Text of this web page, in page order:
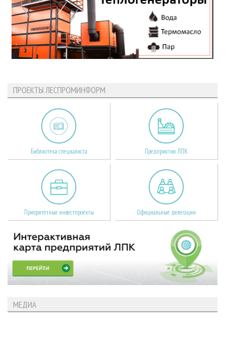
ПРОЕКТЫ ЛЕСПРОМИНФОРМ
Библиотека специалиста Предприятия ЛПК
Приоритетные инвестпроекты Официальные делегации
МЕДИА